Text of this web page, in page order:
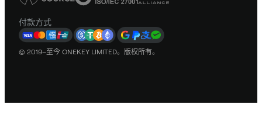
付款方式
© 2019–至今 ONEKEY LIMITED。版权所有。